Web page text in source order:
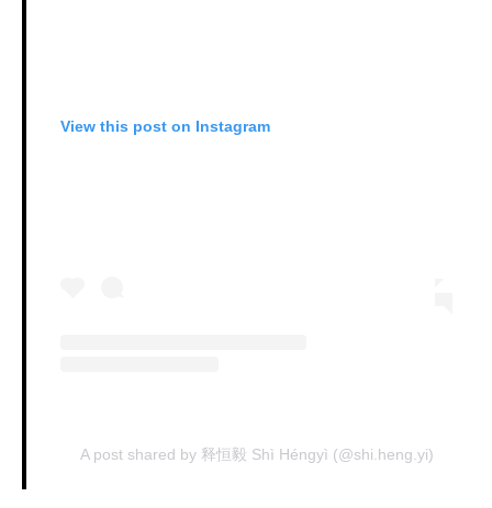
View this post on Instagram
A post shared by 释恒毅 Shì Héngyì (@shi.heng.yi)